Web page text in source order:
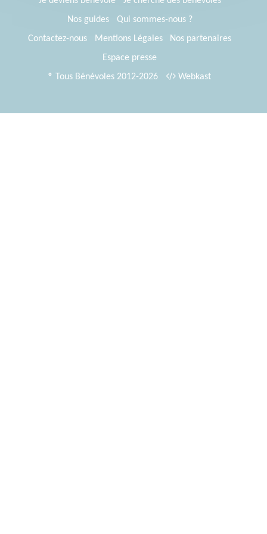
Nos guides
Qui sommes-nous ?
Contactez-nous
Mentions Légales
Nos partenaires
Espace presse
® Tous Bénévoles 2012-2026
Webkast